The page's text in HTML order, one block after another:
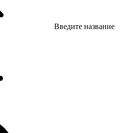
Введите название